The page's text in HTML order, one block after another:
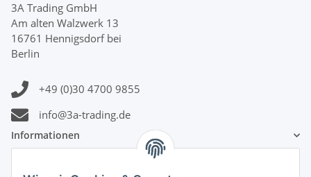
3A Trading GmbH
Am alten Walzwerk 13
16761 Hennigsdorf bei
Berlin
+49 (0)30 4700 9855
info@3a-trading.de
Informationen
Gesetzliche Informationen